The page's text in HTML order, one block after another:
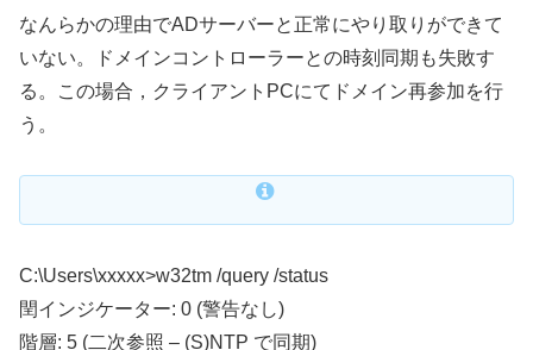
なんらかの理由でADサーバーと正常にやり取りができて
いない。ドメインコントローラーとの時刻同期も失敗す
る。この場合，クライアントPCにてドメイン再参加を行
う。
C:\Users\xxxxx>w32tm /query /status
閏インジケーター: 0 (警告なし)
階層: 5 (二次参照 – (S)NTP で同期)